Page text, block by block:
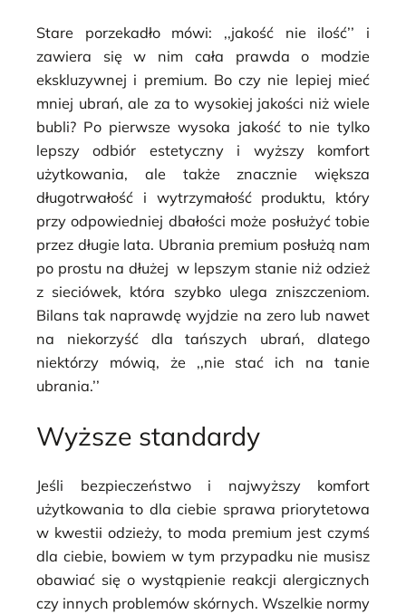
Stare porzekadło mówi: ,,jakość nie ilość’’ i
zawiera się w nim cała prawda o modzie
ekskluzywnej i premium. Bo czy nie lepiej mieć
mniej ubrań, ale za to wysokiej jakości niż wiele
bubli? Po pierwsze wysoka jakość to nie tylko
lepszy odbiór estetyczny i wyższy komfort
użytkowania, ale także znacznie większa
długotrwałość i wytrzymałość produktu, który
przy odpowiedniej dbałości może posłużyć tobie
przez długie lata. Ubrania premium posłużą nam
po prostu na dłużej w lepszym stanie niż odzież
z sieciówek, która szybko ulega zniszczeniom.
Bilans tak naprawdę wyjdzie na zero lub nawet
na niekorzyść dla tańszych ubrań, dlatego
niektórzy mówią, że ,,nie stać ich na tanie
ubrania.’’
Wyższe standardy
Jeśli bezpieczeństwo i najwyższy komfort
użytkowania to dla ciebie sprawa priorytetowa
w kwestii odzieży, to moda premium jest czymś
dla ciebie, bowiem w tym przypadku nie musisz
obawiać się o wystąpienie reakcji alergicznych
czy innych problemów skórnych. Wszelkie normy